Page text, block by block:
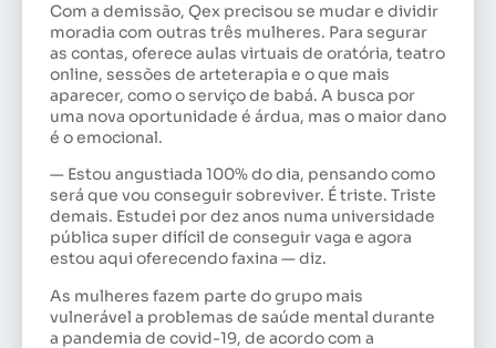
Com a demissão, Qex precisou se mudar e dividir
moradia com outras três mulheres. Para segurar
as contas, oferece aulas virtuais de oratória, teatro
online, sessões de arteterapia e o que mais
aparecer, como o serviço de babá. A busca por
uma nova oportunidade é árdua, mas o maior dano
é o emocional.
— Estou angustiada 100% do dia, pensando como
será que vou conseguir sobreviver. É triste. Triste
demais. Estudei por dez anos numa universidade
pública super difícil de conseguir vaga e agora
estou aqui oferecendo faxina — diz.
As mulheres fazem parte do grupo mais
vulnerável a problemas de saúde mental durante
a pandemia de covid-19, de acordo com a